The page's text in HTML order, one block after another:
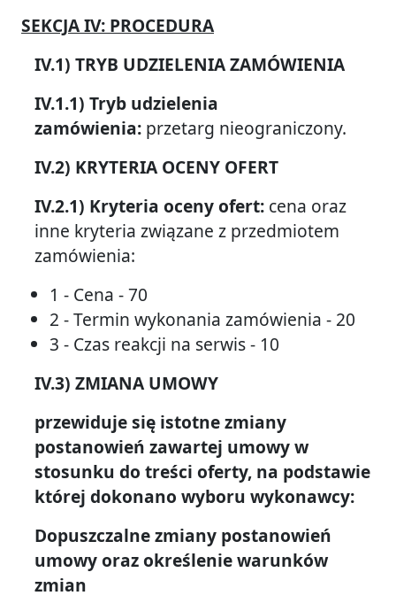
SEKCJA IV: PROCEDURA
IV.1) TRYB UDZIELENIA ZAMÓWIENIA
IV.1.1) Tryb udzielenia
zamówienia: przetarg nieograniczony.
IV.2) KRYTERIA OCENY OFERT
IV.2.1) Kryteria oceny ofert: cena oraz
inne kryteria związane z przedmiotem
zamówienia:
1 - Cena - 70
2 - Termin wykonania zamówienia - 20
3 - Czas reakcji na serwis - 10
IV.3) ZMIANA UMOWY
przewiduje się istotne zmiany
postanowień zawartej umowy w
stosunku do treści oferty, na podstawie
której dokonano wyboru wykonawcy:
Dopuszczalne zmiany postanowień
umowy oraz określenie warunków
zmian